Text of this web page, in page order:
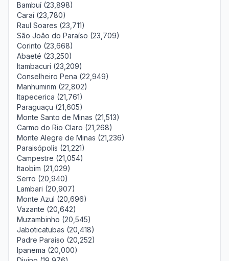
Bambuí (23,898)
Caraí (23,780)
Raul Soares (23,711)
São João do Paraíso (23,709)
Corinto (23,668)
Abaeté (23,250)
Itambacuri (23,209)
Conselheiro Pena (22,949)
Manhumirim (22,802)
Itapecerica (21,761)
Paraguaçu (21,605)
Monte Santo de Minas (21,513)
Carmo do Rio Claro (21,268)
Monte Alegre de Minas (21,236)
Paraisópolis (21,221)
Campestre (21,054)
Itaobim (21,029)
Serro (20,940)
Lambari (20,907)
Monte Azul (20,696)
Vazante (20,642)
Muzambinho (20,545)
Jaboticatubas (20,418)
Padre Paraíso (20,252)
Ipanema (20,000)